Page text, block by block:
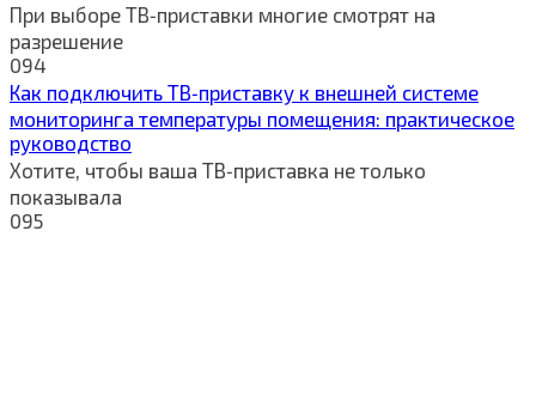
При выборе ТВ‑приставки многие смотрят на
разрешение
094
Как подключить ТВ‑приставку к внешней системе
мониторинга температуры помещения: практическое
руководство
Хотите, чтобы ваша ТВ‑приставка не только
показывала
095